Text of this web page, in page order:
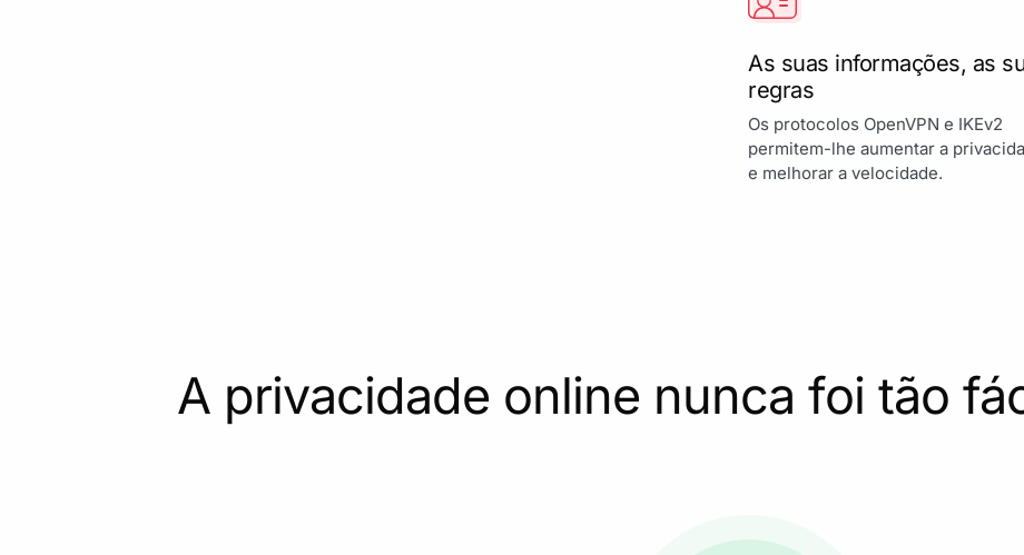
As suas informações, as
regras
Os protocolos OpenVPN e IKEv2
permitem-lhe aumentar a
e melhorar a velocidade.
A privacidade online nunca foi tão